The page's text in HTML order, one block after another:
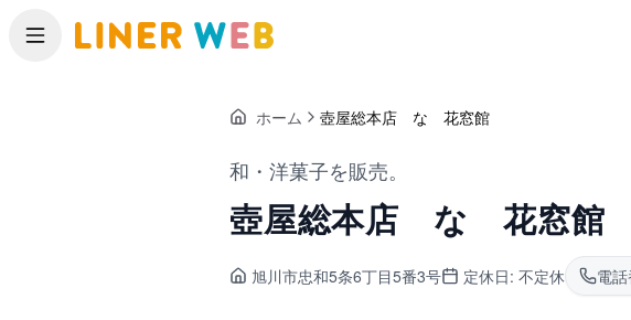
メニュー
ホーム 壺屋総本店 なゝ花窓館
和・洋菓子を販売。
壺屋総本店 なゝ花窓館
旭川市忠和5条6丁目5番3号 定休日: 不定休 電